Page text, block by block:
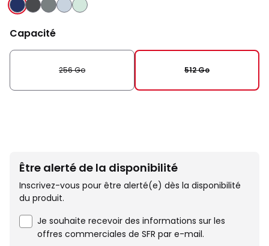
BLEU NUIT NOIR BLEU CLAIR VERT D'EAU
Capacité
256 Go 512 Go
Être alerté de la disponibilité
Inscrivez-vous pour être alerté(e) dès la disponibilité
du produit.
Je souhaite recevoir des informations sur les
offres commerciales de SFR par e-mail.